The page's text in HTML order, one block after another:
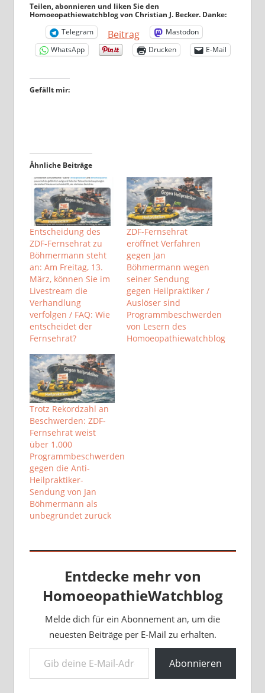
Teilen, abonnieren und liken Sie den
Homoeopathiewatchblog von Christian J. Becker. Danke:
Telegram
Beitrag
Mastodon
WhatsApp
Drucken E-Mail
Gefällt mir:
Ähnliche Beiträge
Entscheidung des
ZDF-Fernsehrat zu
Böhmermann steht
an: Am Freitag, 13.
März, können Sie im
Livestream die
Verhandlung
verfolgen / FAQ: Wie
entscheidet der
Fernsehrat?
ZDF-Fernsehrat
eröffnet Verfahren
gegen Jan
Böhmermann wegen
seiner Sendung
gegen Heilpraktiker /
Auslöser sind
Programmbeschwerden
von Lesern des
Homoeopathiewatchblog
Trotz Rekordzahl an
Beschwerden: ZDF-
Fernsehrat weist
über 1.000
Programmbeschwerden
gegen die Anti-
Heilpraktiker-
Sendung von Jan
Böhmermann als
unbegründet zurück
Entdecke mehr von
HomoeopathieWatchblog
Melde dich für ein Abonnement an, um die
neuesten Beiträge per E-Mail zu erhalten.
Gib deine E-Mail-Adresse ein ...
Abonnieren